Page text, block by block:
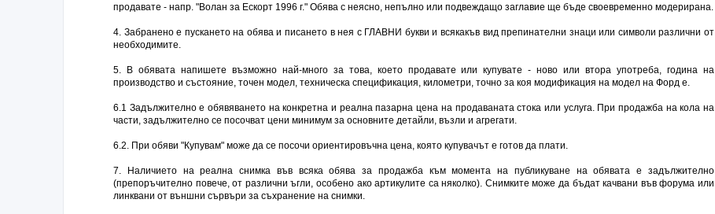
продавате - напр. "Волан за Ескорт 1996 г." Обява с неясно, непълно или подвеждащо заглавие ще бъде своевременно модерирана.
4. Забранено е пускането на обява и писането в нея с ГЛАВНИ букви и всякакъв вид препинателни знаци или символи различни от
необходимите.
5. В обявата напишете възможно най-много за това, което продавате или купувате - ново или втора употреба, година на
производство и състояние, точен модел, техническа спецификация, километри, точно за коя модификация на модел на Форд е.
6.1 Задължително е обявяването на конкретна и реална пазарна цена на продаваната стока или услуга. При продажба на кола на
части, задължително се посочват цени минимум за основните детайли, възли и агрегати.
6.2. При обяви "Купувам" може да се посочи ориентировъчна цена, която купувачът е готов да плати.
7. Наличието на реална снимка във всяка обява за продажба към момента на публикуване на обявата е задължително
(препоръчително повече, от различни ъгли, особено ако артикулите са няколко). Снимките може да бъдат качвани във форума или
линквани от външни сървъри за съхранение на снимки.